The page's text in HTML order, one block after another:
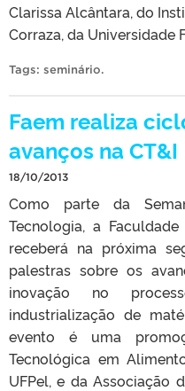
Clarissa Alcântara, do
Corraza, da Universidade
Tags: seminário.
Faem realiza
avanços na CT&I
18/10/2013
Como parte da
Tecnologia, a
receberá na próxima
palestras sobre os
inovação no
industrialização de
evento é uma
Tecnológica em
UFPel, e da Associação